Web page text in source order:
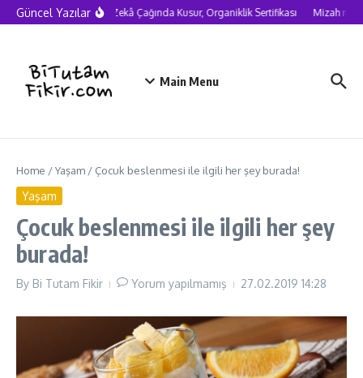
Skip to content
Güncel YazılarYapay Zekâ Çağında Kusur, Organiklik Sertifikası Mizah
Main Menu
Home /Yaşam / Çocuk beslenmesi ile ilgili her şey burada!
Yaşam
Çocuk beslenmesi ile ilgili her şey
burada!
By Bi Tutam Fikir Yorum yapılmamış 27.02.2019 14:28